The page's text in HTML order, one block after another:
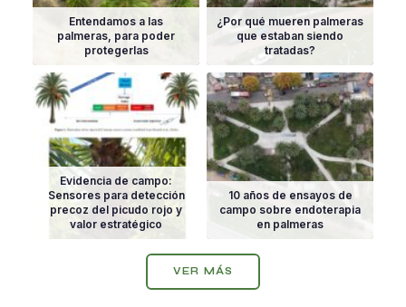
Entendamos a las
palmeras, para poder
protegerlas
¿Por qué mueren palmeras
que estaban siendo
tratadas?
Evidencia de campo:
Sensores para detección
precoz del picudo rojo y
valor estratégico
10 años de ensayos de
campo sobre endoterapia
en palmeras
VER MÁS